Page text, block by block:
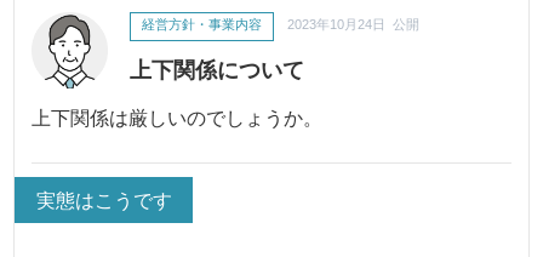
上下関係について
経営方針・事業内容 2023年10月24日 公開
上下関係は厳しいのでしょうか。
実態はこうです